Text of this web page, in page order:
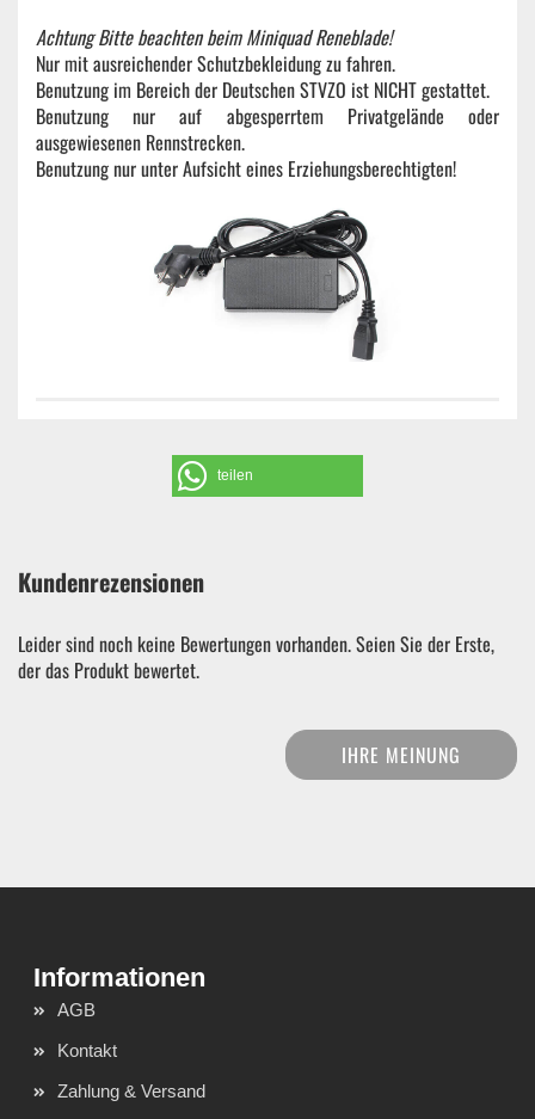
Achtung Bitte beachten beim Miniquad Reneblade!
Nur mit ausreichender Schutzbekleidung zu fahren.
Benutzung im Bereich der Deutschen STVZO ist NICHT gestattet.
Benutzung nur auf abgesperrtem Privatgelände oder
ausgewiesenen Rennstrecken.
Benutzung nur unter Aufsicht eines Erziehungsberechtigten!
teilen
Kundenrezensionen
Leider sind noch keine Bewertungen vorhanden. Seien Sie der Erste,
der das Produkt bewertet.
IHRE MEINUNG
AGB
Kontakt
Zahlung & Versand